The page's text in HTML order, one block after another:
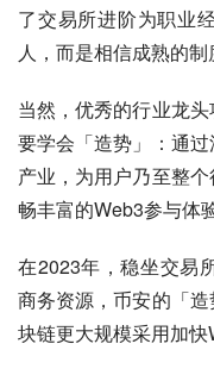
了交易所进阶为职业
人，而是相信成熟的制
当然，优秀的行业龙
要学会「造势」：通
产业，为用户乃至整
畅丰富的Web3参与体
在2023年，稳坐交易
商务资源，币安的「
块链更大规模采用加快